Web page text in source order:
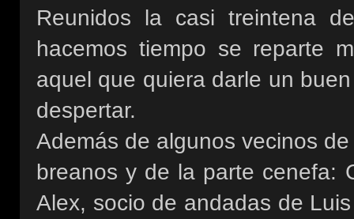
Reunidos la casi treintena
hacemos tiempo se reparte
aquel que quiera darle un
despertar.
Además de algunos vecinos
breanos y de la parte cenefa:
Alex, socio de andadas de